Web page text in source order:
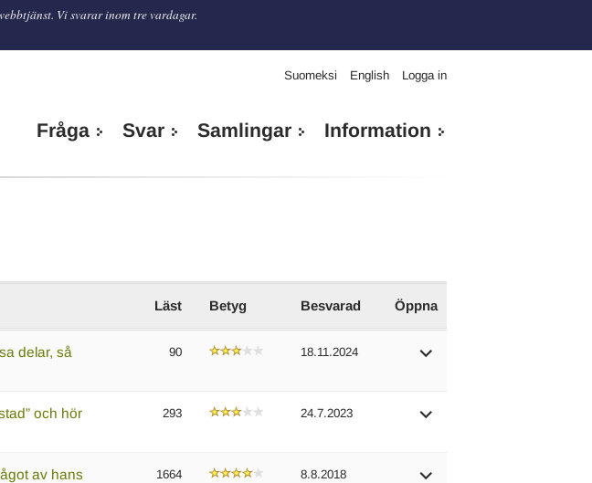
Vi svarar inom tre vardagar.
Suomeksi English Logga in
Fråga Svar Samlingar Information
Läst Betyg Besvarad Öppna
delar, så
90 18.11.2024
och hör
293 24.7.2023
av hans
1664 8.8.2018